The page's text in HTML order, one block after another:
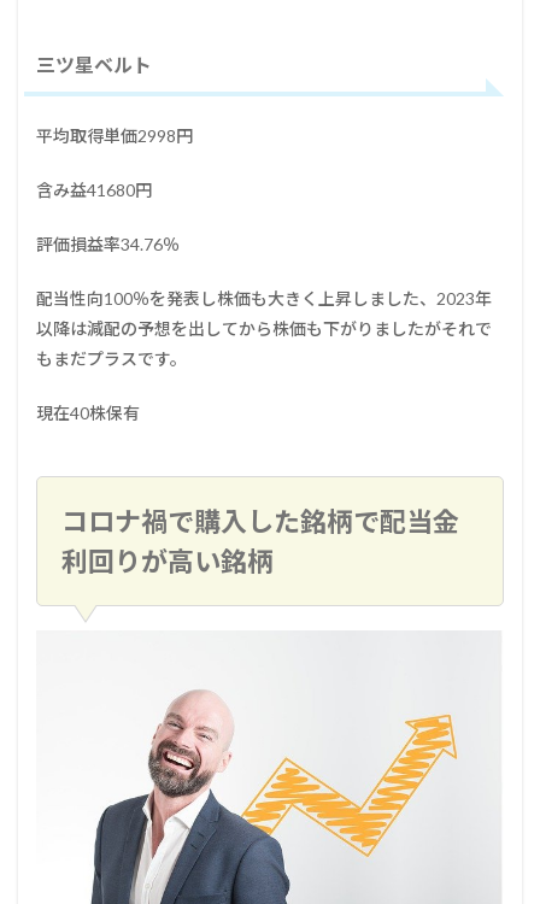
三ツ星ベルト
平均取得単価2998円
含み益41680円
評価損益率34.76％
配当性向100％を発表し株価も大きく上昇しました、2023年
以降は減配の予想を出してから株価も下がりましたがそれで
もまだプラスです。
現在40株保有
コロナ禍で購入した銘柄で配当金
利回りが高い銘柄